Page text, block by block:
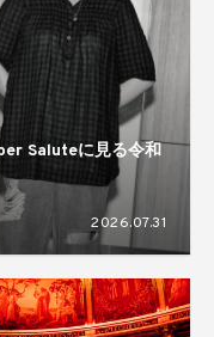
Saluteに見る令和
2026.07.31